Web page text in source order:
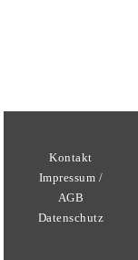
Kontakt
Impressum /
AGB
Datenschutz